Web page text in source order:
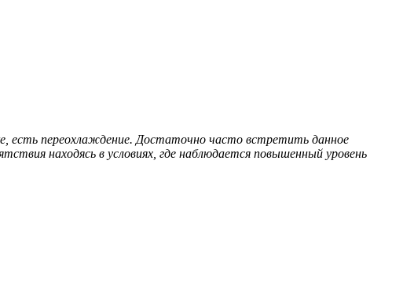
есть переохлаждение. Достаточно часто встретить данное
находясь в условиях, где наблюдается повышенный уровень